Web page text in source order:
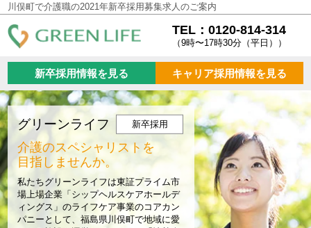
川俣町で介護職の2021年新卒採用募集求人のご案内
TEL：0120-814-314
（9時〜17時30分（平日））
新卒採用情報を見る キャリア採用情報を見る
グリーンライフ 新卒採用
介護のスペシャリストを
目指しませんか。
私たちグリーンライフは東証プライム市
場上場企業「シップヘルスケアホールデ
ィングス」のライフケア事業のコアカン
パニーとして、福島県川俣町で地域に愛